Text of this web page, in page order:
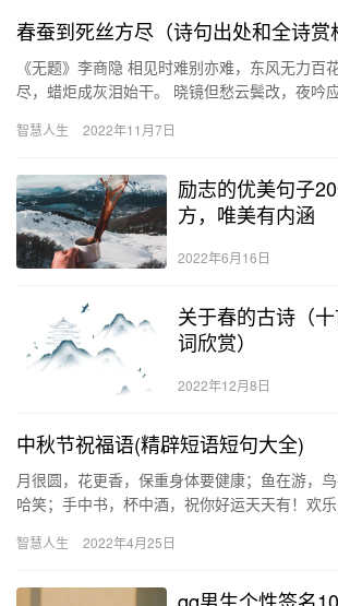
春蚕到死丝方尽（诗句出处和全诗赏
《无题》李商隐 相见时难别亦难，东风无力百
尽，蜡炬成灰泪始干。 晓镜但愁云鬓改，夜吟
智慧人生 2022年11月7日
励志的优美句子
方，唯美有内涵
2022年6月16日
关于春的古诗（
词欣赏）
2022年12月8日
中秋节祝福语(精辟短语短句大全)
月很圆，花更香，保重身体要健康；鱼在游，
哈笑；手中书，杯中酒，祝你好运天天有！欢
辉，中…
智慧人生 2022年4月25日